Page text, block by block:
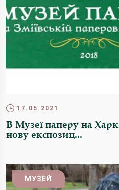
17.05.2021
В Музеї паперу на
нову експозиц...
МУЗЕЙ